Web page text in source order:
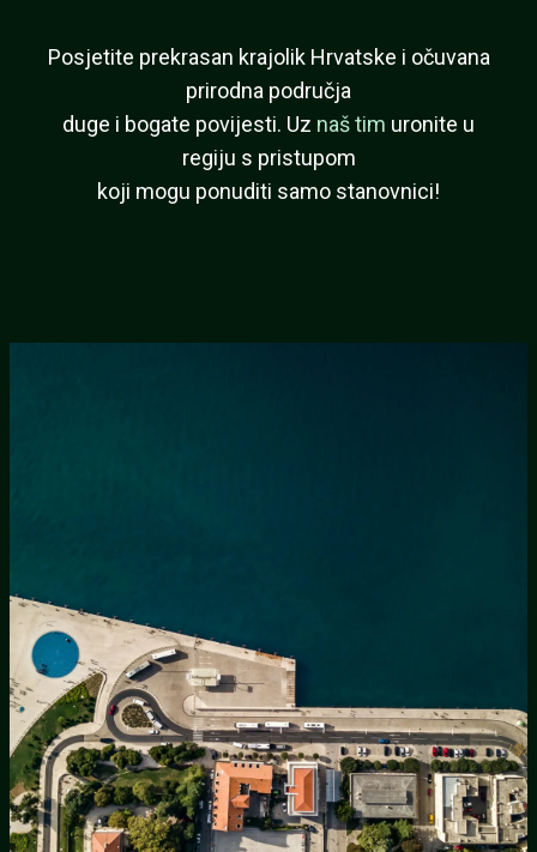
Posjetite prekrasan krajolik Hrvatske i očuvana
prirodna područja
duge i bogate povijesti. Uz naš tim uronite u
regiju s pristupom
koji mogu ponuditi samo stanovnici!